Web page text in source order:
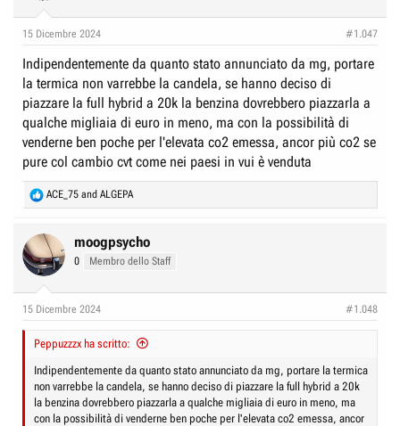
15 Dicembre 2024 #1.047
Indipendentemente da quanto stato annunciato da mg, portare
la termica non varrebbe la candela, se hanno deciso di
piazzare la full hybrid a 20k la benzina dovrebbero piazzarla a
qualche migliaia di euro in meno, ma con la possibilità di
venderne ben poche per l'elevata co2 emessa, ancor più co2 se
pure col cambio cvt come nei paesi in vui è venduta
R
e
c
t
i
s
ACE_75 and ALGEPA
moogpsycho
0 Membro dello Staff
15 Dicembre 2024 #1.048
Peppuzzzx ha scritto:
Indipendentemente da quanto stato annunciato da mg, portare la termica
non varrebbe la candela, se hanno deciso di piazzare la full hybrid a 20k
la benzina dovrebbero piazzarla a qualche migliaia di euro in meno, ma
con la possibilità di venderne ben poche per l'elevata co2 emessa, ancor